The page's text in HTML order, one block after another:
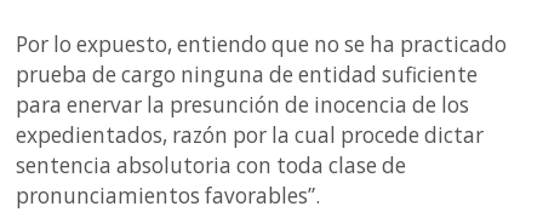
Por lo expuesto, entiendo que no se ha practicado
prueba de cargo ninguna de entidad suficiente
para enervar la presunción de inocencia de los
expedientados, razón por la cual procede dictar
sentencia absolutoria con toda clase de
pronunciamientos favorables”.